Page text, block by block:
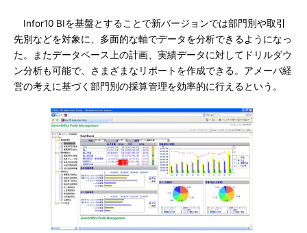
Infor10 BIを基盤とすることで新バージョンでは部門別や取引
先別などを対象に、多面的な軸でデータを分析できるようになっ
た。またデータベース上の計画、実績データに対してドリルダウ
ン分析も可能で、さまざまなリポートを作成できる。アメーバ経
営の考えに基づく部門別の採算管理を効率的に行えるという。